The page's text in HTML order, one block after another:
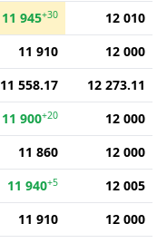
11 945+30
12 010
11 910
12 000
11 558.17
12 273.11
11 900+20
12 000
11 860
12 000
11 940+5
12 005
11 910
12 000